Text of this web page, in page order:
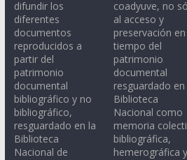
difundir los
diferentes
documentos
reproducidos a
partir del
patrimonio
documental
bibliográfico y no
bibliográfico,
resguardado en la
Biblioteca
Nacional de
coadyuve, no
al acceso y
preservación
tiempo del
patrimonio
documental
resguardado en
Biblioteca
Nacional como
memoria
bibliográfica,
hemerográfica y